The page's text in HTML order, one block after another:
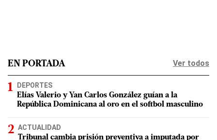
EN PORTADA Ver todos
DEPORTES
Elías Valerio y Yan Carlos González guían a la
República Dominicana al oro en el softbol masculino
ACTUALIDAD
Tribunal cambia prisión preventiva a imputada por